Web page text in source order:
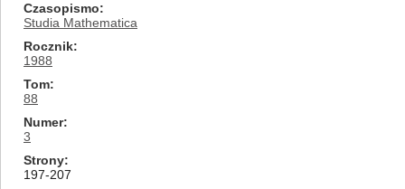
Czasopismo
Studia Mathematica
Rocznik
1988
Tom
88
Numer
3
Strony
197-207